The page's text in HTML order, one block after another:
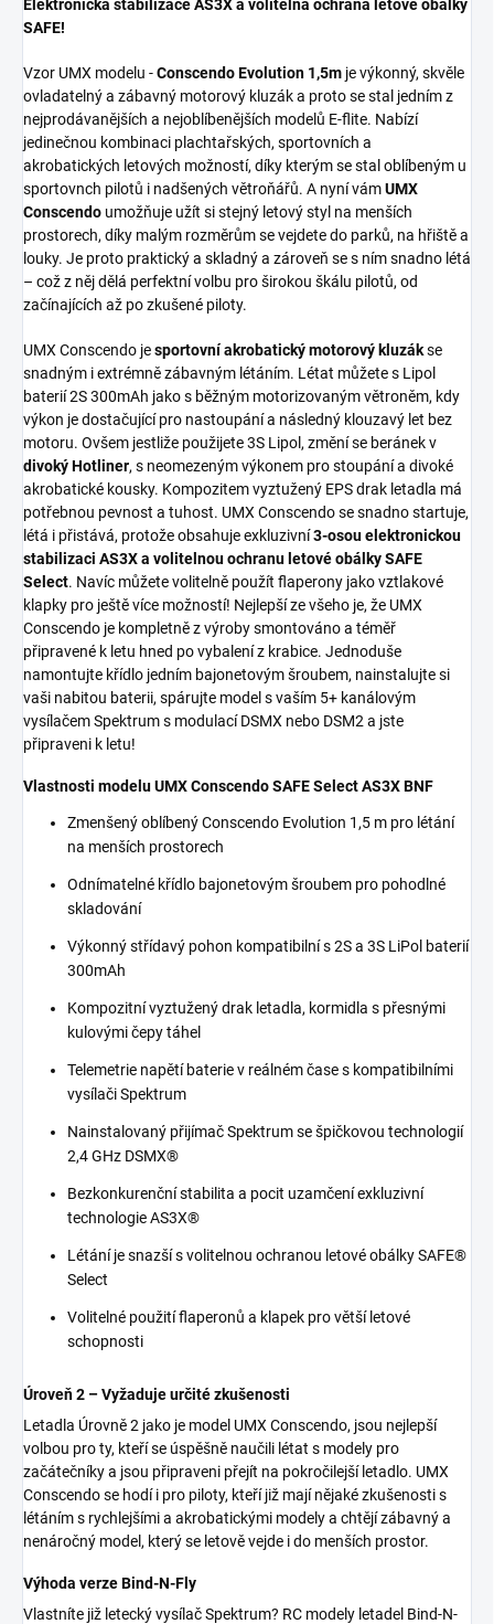
Elektronická stabilizace AS3X a volitelná ochrana letové obálky
SAFE!
Vzor UMX modelu -Conscendo Evolution 1,5m je výkonný, skvěle
ovladatelný a zábavný motorový kluzák a proto se stal jedním z
nejprodávanějších a nejoblíbenějších modelů E-flite. Nabízí
jedinečnou kombinaci plachtařských, sportovních a
akrobatických letových možností, díky kterým se stal oblíbeným u
sportovnch pilotů i nadšených větroňářů. A nyní vámUMX
Conscendo umožňuje užít si stejný letový styl na menších
prostorech, díky malým rozměrům se vejdete do parků, na hřiště a
louky. Je proto praktický a skladný a zároveň se s ním snadno létá
– což z něj dělá perfektní volbu pro širokou škálu pilotů, od
začínajících až po zkušené piloty.
UMX Conscendo jesportovní akrobatický motorový kluzákse
snadným i extrémně zábavným létáním. Létat můžete s Lipol
baterií 2S 300mAh jako s běžným motorizovaným větroněm, kdy
výkon je dostačující pro nastoupání a následný klouzavý let bez
motoru. Ovšem jestliže použijete 3S Lipol, změní se beránek v
divoký Hotliner, s neomezeným výkonem pro stoupání a divoké
akrobatické kousky. Kompozitem vyztužený EPS drak letadla má
potřebnou pevnost a tuhost. UMX Conscendo se snadno startuje,
létá i přistává, protože obsahuje exkluzivní3-osou elektronickou
stabilizaci AS3X a volitelnou ochranu letové obálky SAFE
Select. Navíc můžete volitelně použít flaperony jako vztlakové
klapky pro ještě více možností! Nejlepší ze všeho je, že UMX
Conscendo je kompletně z výroby smontováno a téměř
připravené k letu hned po vybalení z krabice. Jednoduše
namontujte křídlo jedním bajonetovým šroubem, nainstalujte si
vaši nabitou baterii, spárujte model s vaším 5+ kanálovým
vysílačem Spektrum s modulací DSMX nebo DSM2 a jste
připraveni k letu!
Vlastnosti modelu UMX Conscendo SAFE Select AS3X BNF
Zmenšený oblíbený Conscendo Evolution 1,5 m pro létání
na menších prostorech
Odnímatelné křídlo bajonetovým šroubem pro pohodlné
skladování
Výkonný střídavý pohon kompatibilní s 2S a 3S LiPol baterií
300mAh
Kompozitní vyztužený drak letadla, kormidla s přesnými
kulovými čepy táhel
Telemetrie napětí baterie v reálném čase s kompatibilními
vysílači Spektrum
Nainstalovaný přijímač Spektrum se špičkovou technologií
2,4 GHz DSMX®
Bezkonkurenční stabilita a pocit uzamčení exkluzivní
technologie AS3X®
Létání je snazší s volitelnou ochranou letové obálky SAFE®
Select
Volitelné použití flaperonů a klapek pro větší letové
schopnosti
Úroveň 2 – Vyžaduje určité zkušenosti
Letadla Úrovně 2 jako je model UMX Conscendo, jsou nejlepší
volbou pro ty, kteří se úspěšně naučili létat s modely pro
začátečníky a jsou připraveni přejít na pokročilejší letadlo. UMX
Conscendo se hodí i pro piloty, kteří již mají nějaké zkušenosti s
létáním s rychlejšími a akrobatickými modely a chtějí zábavný a
nenáročný model, který se letově vejde i do menších prostor.
Výhoda verze Bind-N-Fly
Vlastníte již letecký vysílač Spektrum? RC modely letadel Bind-N-